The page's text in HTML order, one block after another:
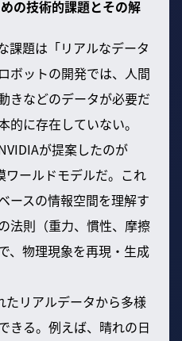
の技術的課題とその解
課題は「リアルなデータ
ボットの開発では、人間
きなどのデータが必要だ
的に存在していない。
が提案したのが
ワールドモデルだ。これ
ースの情報空間を理解す
法則（重力、慣性、摩擦
、物理現象を再現・生成
たリアルデータから多様
きる。例えば、晴れの日